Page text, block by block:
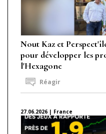
Nout Kaz et
pour développer les
l'Hexagone
Réagir
27.06.2026 | France